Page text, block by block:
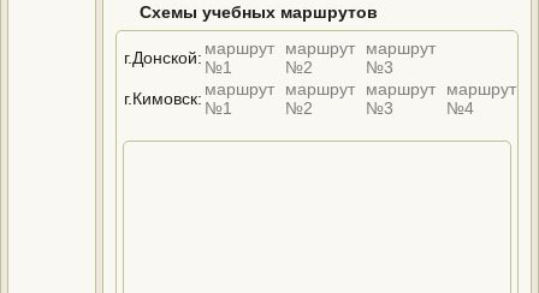
Схемы учебных маршрутов
г.Донской: маршрут
№1
маршрут
№2
маршрут
№3
г.Кимовск: маршрут
№1
маршрут
№2
маршрут
№3
маршрут
№4